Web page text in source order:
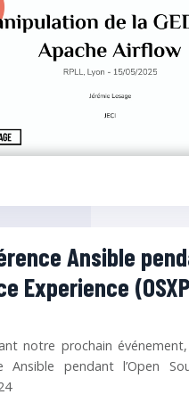
Ansible
Experience
notre prochain
Ansible pendant l’Open